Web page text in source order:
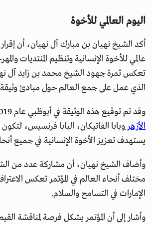
اليوم العالمي للأخوة
أكد الشيخ نهيان بن مبارك آل نهيان، أن إقرار
عالمي للأخوة الإنسانية وتنظيم المنتديات
تعكس ثمرة جهود الشيخ محمد بن زايد آل
الذي عمل على جمع العالم حول مبادئ وثيقة
وقد تم توقيع هذه الوثيقة في أبوظبي عام 2019 من قبل
الأزهروبابا الفاتيكان، البابا فرنسيس،
يستهدف تعزيز الأخوة الإنسانية في جميع
وأضاف الشيخ نهيان، أن مشاركة عدد من
مختلف أنحاء العالم في المؤتمر تعكس
الإمارات في التسامح والسلام.
وأشار إلى أن المؤتمر يشكل فرصة لمناقشة